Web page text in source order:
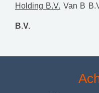
Holding B.V. Van B
B.V.